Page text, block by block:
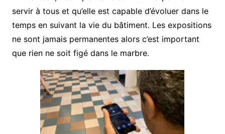
servir à tous et qu’elle est capable d’évoluer dans le
temps en suivant la vie du bâtiment. Les expositions
ne sont jamais permanentes alors c’est important
que rien ne soit figé dans le marbre.